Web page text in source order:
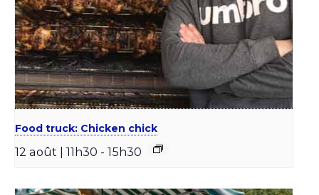
Food truck: Chicken chick
12 août | 11h30 - 15h30